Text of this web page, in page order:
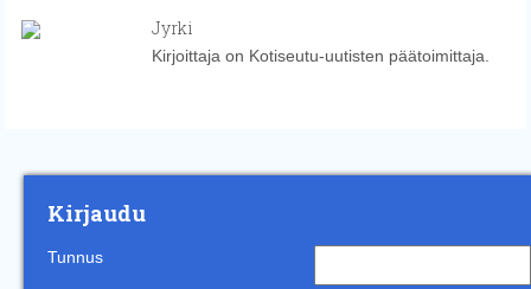
Jyrki
Kirjoittaja on Kotiseutu-uutisten päätoimittaja.
Kirjaudu
Tunnus